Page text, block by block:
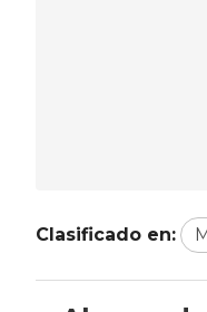
Clasificado en: